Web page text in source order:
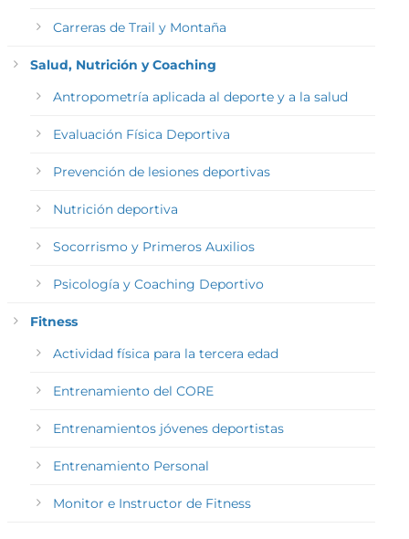
Carreras de Trail y Montaña
Salud, Nutrición y Coaching
Antropometría aplicada al deporte y a la salud
Evaluación Física Deportiva
Prevención de lesiones deportivas
Nutrición deportiva
Socorrismo y Primeros Auxilios
Psicología y Coaching Deportivo
Fitness
Actividad física para la tercera edad
Entrenamiento del CORE
Entrenamientos jóvenes deportistas
Entrenamiento Personal
Monitor e Instructor de Fitness